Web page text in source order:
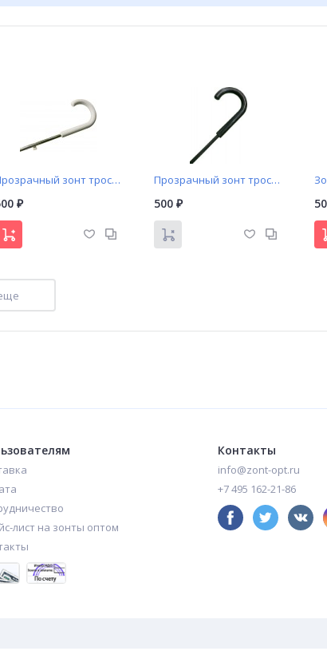
Прозрачный зонт трость арт. UN123
₽
Прозрачный зонт трость Universal арт. 313
500₽
лист на зонты оптом
Контакты
info@zont-opt.ru
+7 495 162-21-86